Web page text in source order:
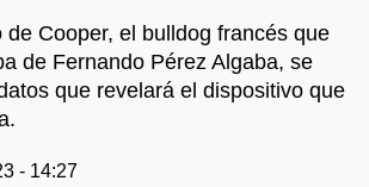
de Cooper, el bulldog francés que
de Fernando Pérez Algaba, se
que revelará el dispositivo que
- 14:27